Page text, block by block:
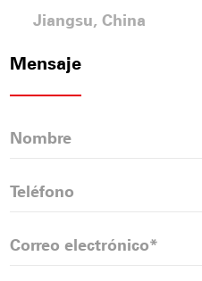
Jiangsu, China
Mensaje